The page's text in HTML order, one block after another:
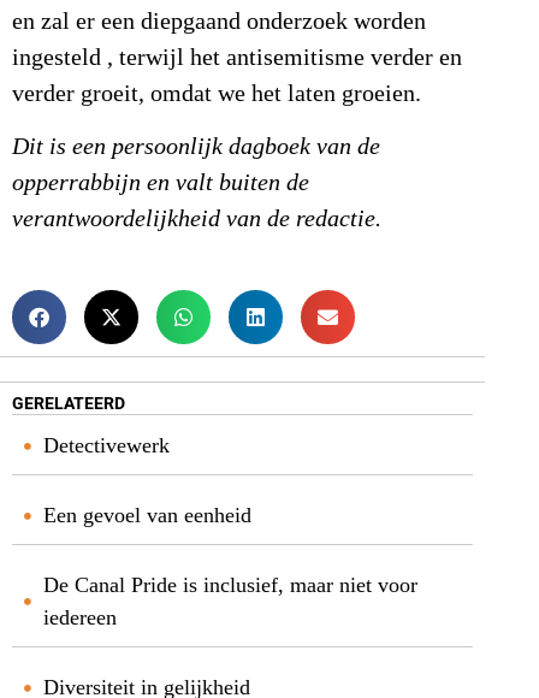
en zal er een diepgaand onderzoek worden
ingesteld , terwijl het antisemitisme verder en
verder groeit, omdat we het laten groeien.
Dit is een persoonlijk dagboek van de
opperrabbijn en valt buiten de
verantwoordelijkheid van de redactie.
GERELATEERD
Detectivewerk
Een gevoel van eenheid
De Canal Pride is inclusief, maar niet voor
iedereen
Diversiteit in gelijkheid